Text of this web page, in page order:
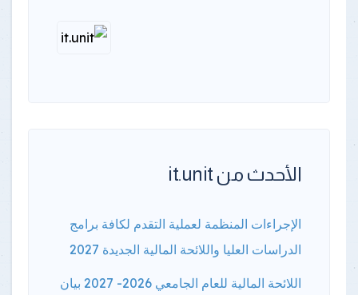
الأحدث من it.unit
الإجراءات المنظمة لعملية التقدم لكافة برامج
الدراسات العليا واللائحة المالية الجديدة 2027
اللائحة المالية للعام الجامعي 2026- 2027 بيان